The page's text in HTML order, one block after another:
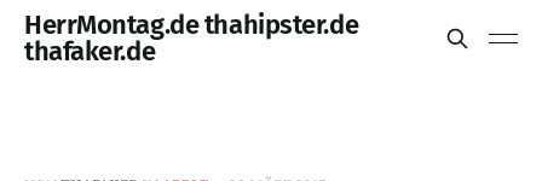
HerrMontag.de thahipster.de
thafaker.de